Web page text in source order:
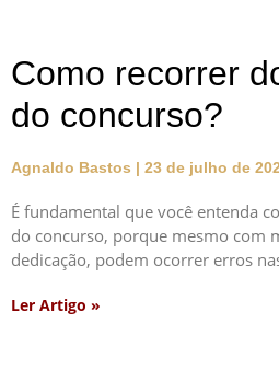
Como recorrer
do concurso?
Agnaldo Bastos 23 de julho de
É fundamental que você entenda
do concurso, porque mesmo com
dedicação, podem ocorrer erros
Ler Artigo »